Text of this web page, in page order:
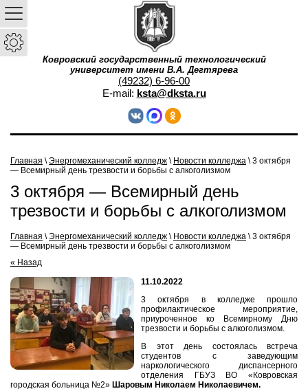
Ковровский государственный технологический
университет имени В.А. Дегтярева
(49232) 6-96-00
E-mail: ksta@dksta.ru
Главная \Энергомеханический колледж \ Новости колледжа \ 3 октября
— Всемирный день трезвости и борьбы с алкоголизмом
3 октября — Всемирный день
трезвости и борьбы с алкоголизмом
Главная \Энергомеханический колледж \ Новости колледжа \3 октября
— Всемирный день трезвости и борьбы с алкоголизмом
« Назад
11.10.2022
3 октября в колледже прошло
профилактическое мероприятие,
приуроченное ко Всемирному Дню
трезвости и борьбы с алкоголизмом.
В этот день состоялась встреча
студентов с заведующим
наркологического диспансерного
отделения ГБУЗ ВО «Ковровская
городская больница №2» Шаровым Николаем Николаевичем.